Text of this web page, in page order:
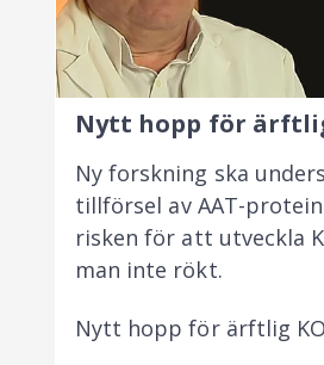
Nytt hopp för
Ny forskning ska
tillförsel av AAT-
risken för att utveckla
man inte rökt.
Nytt hopp för ärftlig